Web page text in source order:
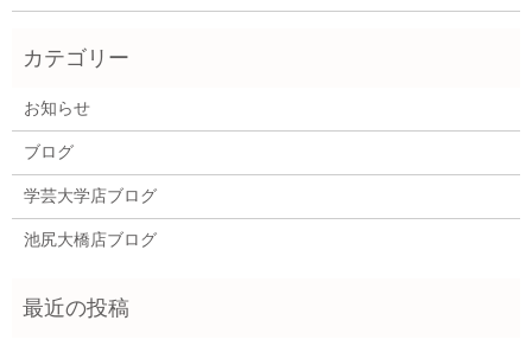
お知らせ
ブログ
学芸大学店ブログ
池尻大橋店ブログ